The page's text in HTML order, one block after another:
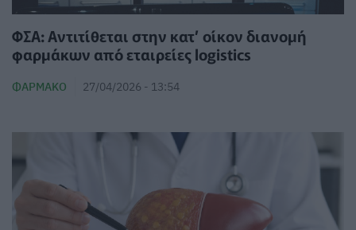
ΦΣΑ: Αντιτίθεται στην κατ’ οίκον διανομή
φαρμάκων από εταιρείες logistics
ΦΆΡΜΑΚΟ 27/04/2026 - 13:54